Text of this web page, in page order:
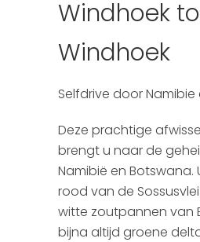
Botswana
Mauritius
Zimbabwe & Zambia
Argentinie
Peru
Chili
Wie zijn wij?
Brochure aanvraag
Reisverzekeringen
Boekingsformulier
Autopagina
Reiservaringen
Windhoek
Windhoek
Selfdrive door
Deze prachtige
brengt u naar de
Namibië en Botswana.
rood van de
witte zoutpannen van
bijna altijd groene